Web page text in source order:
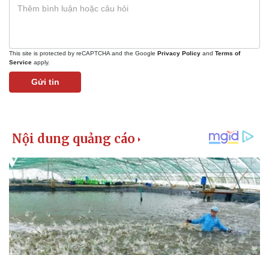
This site is protected by reCAPTCHA and the Google Privacy Policy and Terms of
Service apply.
Gửi tin